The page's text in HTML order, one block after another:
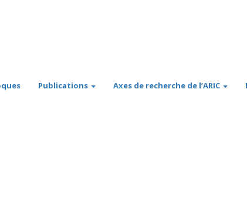
Publications Axes de recherche de l’ARIC